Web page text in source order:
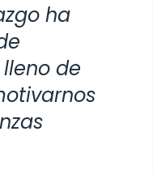
ha
de